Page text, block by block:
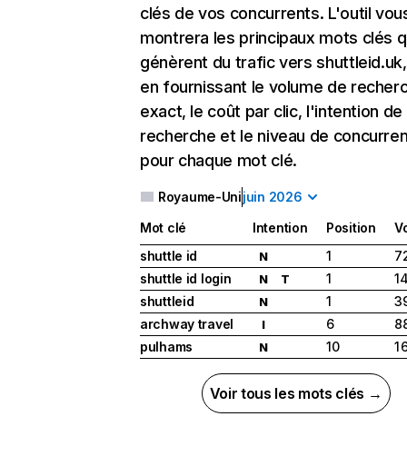
clés de vos concurrents. L'outil
montrera les principaux mots clés
génèrent du trafic vers
en fournissant le volume de
exact, le coût par clic, l'intention de
recherche et le niveau de
pour chaque mot clé.
Royaume-Unijuin 2026
Mot clé Intention Position
shuttle id
N 1
shuttle id login
N T 1
shuttleid
N 1
archway travel
I 6
pulhams
N 10 1
Voir tous les mots clés →